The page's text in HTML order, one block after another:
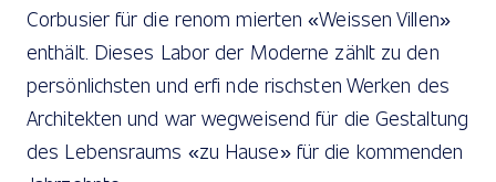
Corbusier für die renom mierten «Weissen Villen»
enthält. Dieses Labor der Moderne zählt zu den
persönlichsten und erfi nde rischsten Werken des
Architekten und war wegweisend für die Gestaltung
des Lebensraums «zu Hause» für die kommenden